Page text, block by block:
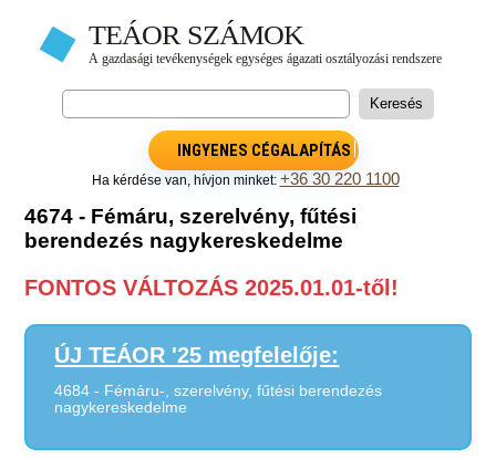
INGYENES CÉGALAPÍTÁS
Ha kérdése van, hívjon minket: +36 30 220 1100
4674 - Fémáru, szerelvény, fűtési
berendezés nagykereskedelme
FONTOS VÁLTOZÁS 2025.01.01-től!
ÚJ TEÁOR '25 megfelelője:
4684 - Fémáru-, szerelvény, fűtési berendezés
nagykereskedelme